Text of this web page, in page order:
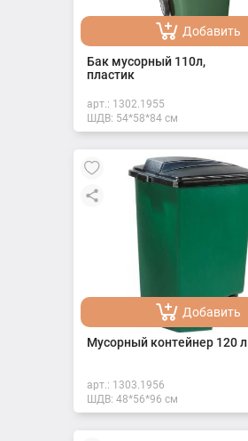
Добавить
Добавлено
Бак мусорный 110л,
пластик
арт.: 1302.1955
ШДВ: 54*58*84 см
Добавить
Добавлено
Мусорный контейнер 120 л
арт.: 1303.1956
ШДВ: 48*56*96 см